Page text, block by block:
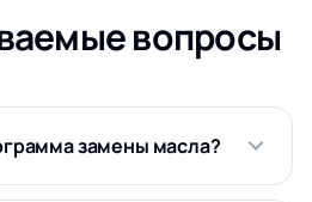
вопросы
замены масла?